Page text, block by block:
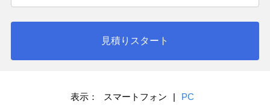
見積りスタート
表示： スマートフォン | PC